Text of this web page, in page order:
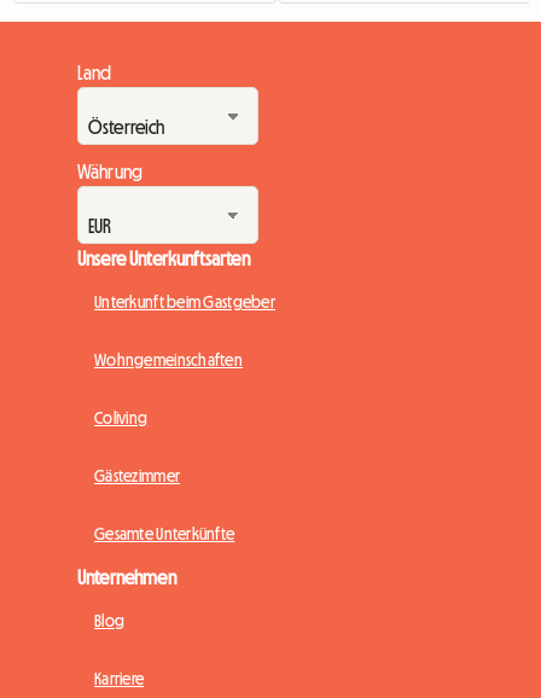
Land
Währung
Unsere Unterkunftsarten
Unterkunft beim Gastgeber
Wohngemeinschaften
Coliving
Gästezimmer
Gesamte Unterkünfte
Unternehmen
Blog
Karriere